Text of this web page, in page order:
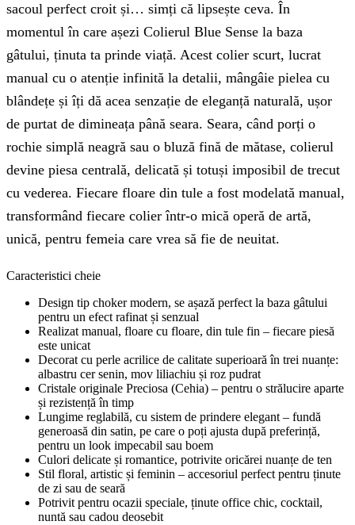
sacoul perfect croit și… simți că lipsește ceva. În
momentul în care așezi Colierul Blue Sense la baza
gâtului, ținuta ta prinde viață. Acest colier scurt, lucrat
manual cu o atenție infinită la detalii, mângâie pielea cu
blândețe și îți dă acea senzație de eleganță naturală, ușor
de purtat de dimineața până seara. Seara, când porți o
rochie simplă neagră sau o bluză fină de mătase, colierul
devine piesa centrală, delicată și totuși imposibil de trecut
cu vederea. Fiecare floare din tule a fost modelată manual,
transformând fiecare colier într-o mică operă de artă,
unică, pentru femeia care vrea să fie de neuitat.
Caracteristici cheie
Design tip choker modern, se așază perfect la baza gâtului
pentru un efect rafinat și senzual
Realizat manual, floare cu floare, din tule fin – fiecare piesă
este unicat
Decorat cu perle acrilice de calitate superioară în trei nuanțe:
albastru cer senin, mov liliachiu și roz pudrat
Cristale originale Preciosa (Cehia) – pentru o strălucire aparte
și rezistență în timp
Lungime reglabilă, cu sistem de prindere elegant – fundă
generoasă din satin, pe care o poți ajusta după preferință,
pentru un look impecabil sau boem
Culori delicate și romantice, potrivite oricărei nuanțe de ten
Stil floral, artistic și feminin – accesoriul perfect pentru ținute
de zi sau de seară
Potrivit pentru ocazii speciale, ținute office chic, cocktail,
nuntă sau cadou deosebit